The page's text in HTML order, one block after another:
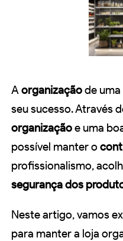
Aorganizaçãode
seu sucesso. Através
organizaçãoe uma
possível manter o
profissionalismo,
segurança dos
Neste artigo, vamos
para manter a loja